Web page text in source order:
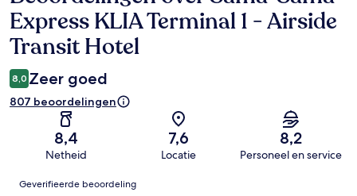
Express KLIA Terminal 1 - Airside
Transit Hotel
8,0 Zeer goed
807 beoordelingen
8,4
Netheid
7,6
Locatie
8,2
Personeel en service
Beoordelingen
Geverifieerde beoordeling